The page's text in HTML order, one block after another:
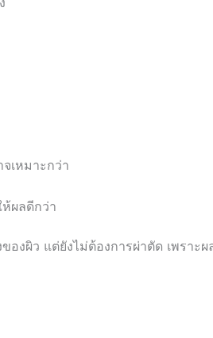
เหมาะกว่า
ผลดีกว่า
งผิว แต่ยังไม่ต้องการผ่าตัด เพราะ